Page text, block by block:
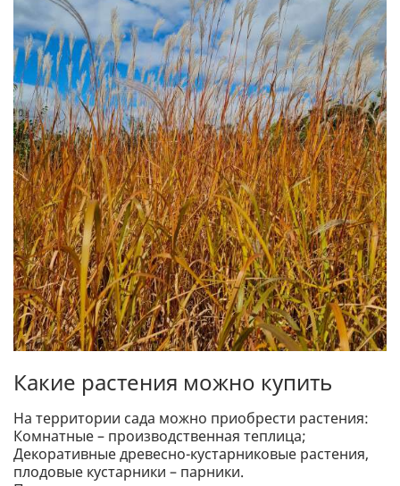
Какие растения можно купить
На территории сада можно приобрести растения:
Комнатные – производственная теплица;
Декоративные древесно-кустарниковые растения,
плодовые кустарники – парники.